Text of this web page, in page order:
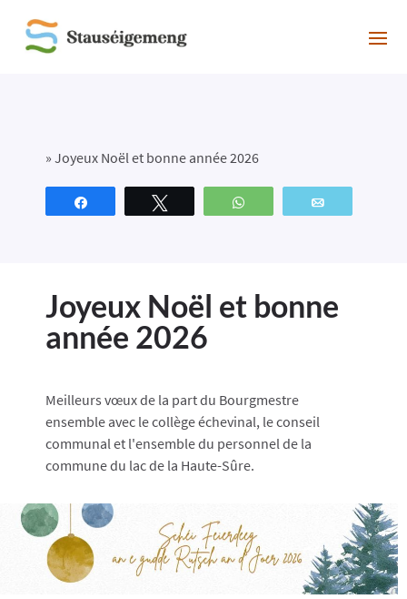
» Joyeux Noël et bonne année 2026
WhatsApp
Joyeux Noël et bonne
année 2026
Meilleurs vœux de la part du Bourgmestre
ensemble avec le collège échevinal, le conseil
communal et l'ensemble du personnel de la
commune du lac de la Haute-Sûre.